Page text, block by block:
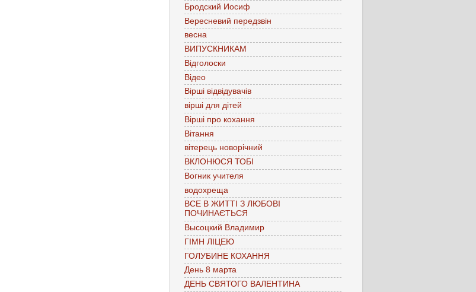
Бродский Иосиф
Вересневий передзвін
весна
ВИПУСКНИКАМ
Відголоски
Відео
Вірші відвідувачів
вірші для дітей
Вірші про кохання
Вітання
вітерець новорічний
ВКЛОНЮСЯ ТОБІ
Вогник учителя
водохреща
ВСЕ В ЖИТТІ З ЛЮБОВІ
ПОЧИНАЄТЬСЯ
Высоцкий Владимир
ГІМН ЛІЦЕЮ
ГОЛУБИНЕ КОХАННЯ
День 8 марта
ДЕНЬ СВЯТОГО ВАЛЕНТИНА